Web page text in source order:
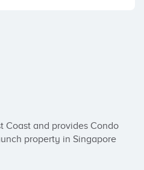
property in Singapore